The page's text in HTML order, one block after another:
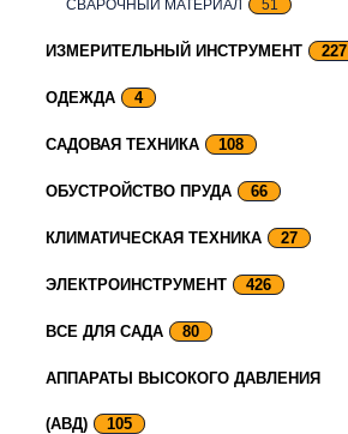
СВАРОЧНЫЙ МАТЕРИАЛ 51
ИЗМЕРИТЕЛЬНЫЙ ИНСТРУМЕНТ 227
ОДЕЖДА 4
САДОВАЯ ТЕХНИКА 108
ОБУСТРОЙСТВО ПРУДА 66
КЛИМАТИЧЕСКАЯ ТЕХНИКА 27
ЭЛЕКТРОИНСТРУМЕНТ 426
ВСЕ ДЛЯ САДА 80
АППАРАТЫ ВЫСОКОГО ДАВЛЕНИЯ
(АВД) 105